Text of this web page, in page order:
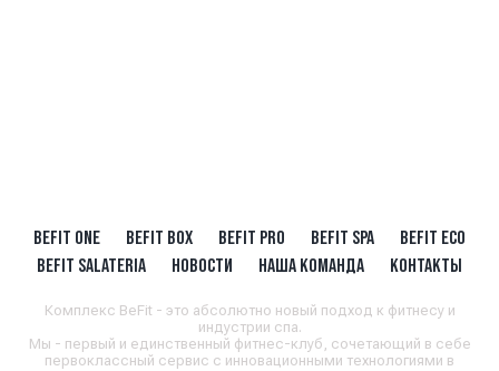
BEFIT ONE BEFIT BOX BEFIT PRO BEFIT SPA
BEFIT ECO
BEFIT SALATERIA
НОВОСТИ НАША КОМАНДА КОНТАКТЫ
Комплекс BeFit - это абсолютно новый подход к фитнесу и
индустрии спа.
Мы - первый и единственный фитнес-клуб, сочетающий в себе
первоклассный сервис с инновационными технологиями в